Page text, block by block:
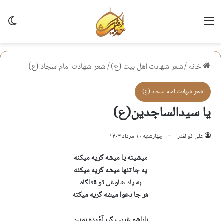
منو
خانه/شعر شهادت اهل بيت (ع)/شعر شهادت امام سجاد (ع)
شعر شهادت امام سجاد (ع)
یا سیدالساجدین(ع)
علی ذوالقدر چهارشنبه ۱۰ مرداد ۱۴۰۳
میشینه پا میشه گریه میکنه
یه جا تنها میشه گریه میکنه
به یاد شلوغی تو قتلگاه
هر جا دعوا میشه گریه میکنه